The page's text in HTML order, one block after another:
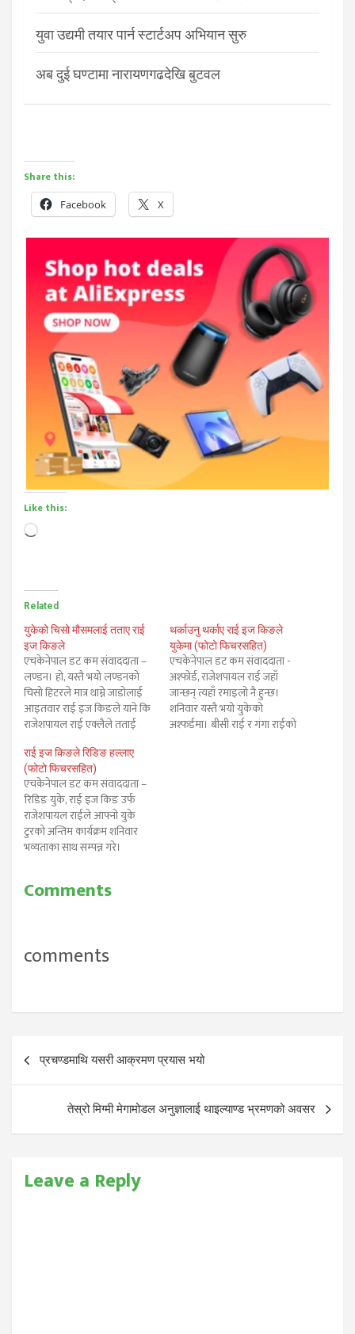
युवा उद्यमी तयार पार्न स्टार्टअप अभियान सुरु
अब दुई घण्टामा नारायणगढदेखि बुटवल
Share this:
Facebook X
Like this:
Loading…
Related
युकेको चिसो मौसमलाई तताए राई
इज किङले
एचकेनेपाल डट कम संवाददाता –
लण्डन। हो, यस्तै भयो लण्डनको
चिसो हिटरले मात्र थाम्ने जाडोलाई
आइतवार राई इज किङले याने कि
राजेशपायल राई एक्लैले तताई
तारिखको दिन फार्मबोरग युकेको
हलमा भएको पायलको भव्य लाईभ
कन्सर्टको। आयोजक बीसी राई र
गंगाराज राईको आयोजनामा भव्य
एवं सभ्य…
थर्काउनु थर्काए राई इज किङले
युकेमा (फोटो फिचरसहित)
एचकेनेपाल डट कम संवाददाता -
अश्फोर्ड, राजेशपायल राई जहाँ
जान्छन् त्यहाँ रमाइलो नै हुन्छ।
शनिवार यस्तै भयो युकेको
अश्फर्डमा। बीसी राई र गंगा राईको
राई इज किङले रिडिङ हल्लाए
(फोटो फिचरसहित)
एचकेनेपाल डट कम संवाददाता –
रिडिङ युके, राई इज किङ उर्फ
राजेशपायल राईले आफ्नो युके
टुरको अन्तिम कार्यक्रम शनिवार
भव्यताका साथ सम्पन्न गरे।
कार्यक्रम रिडिङमा अहिलेसम्म कै
Comments
comments
Post
navigation
प्रचण्डमाथि यसरी आक्रमण प्रयास भयो
तेस्रो मिग्मी मेगामोडल अनुज्ञालाई थाइल्याण्ड भ्रमणको अवसर
Leave a Reply